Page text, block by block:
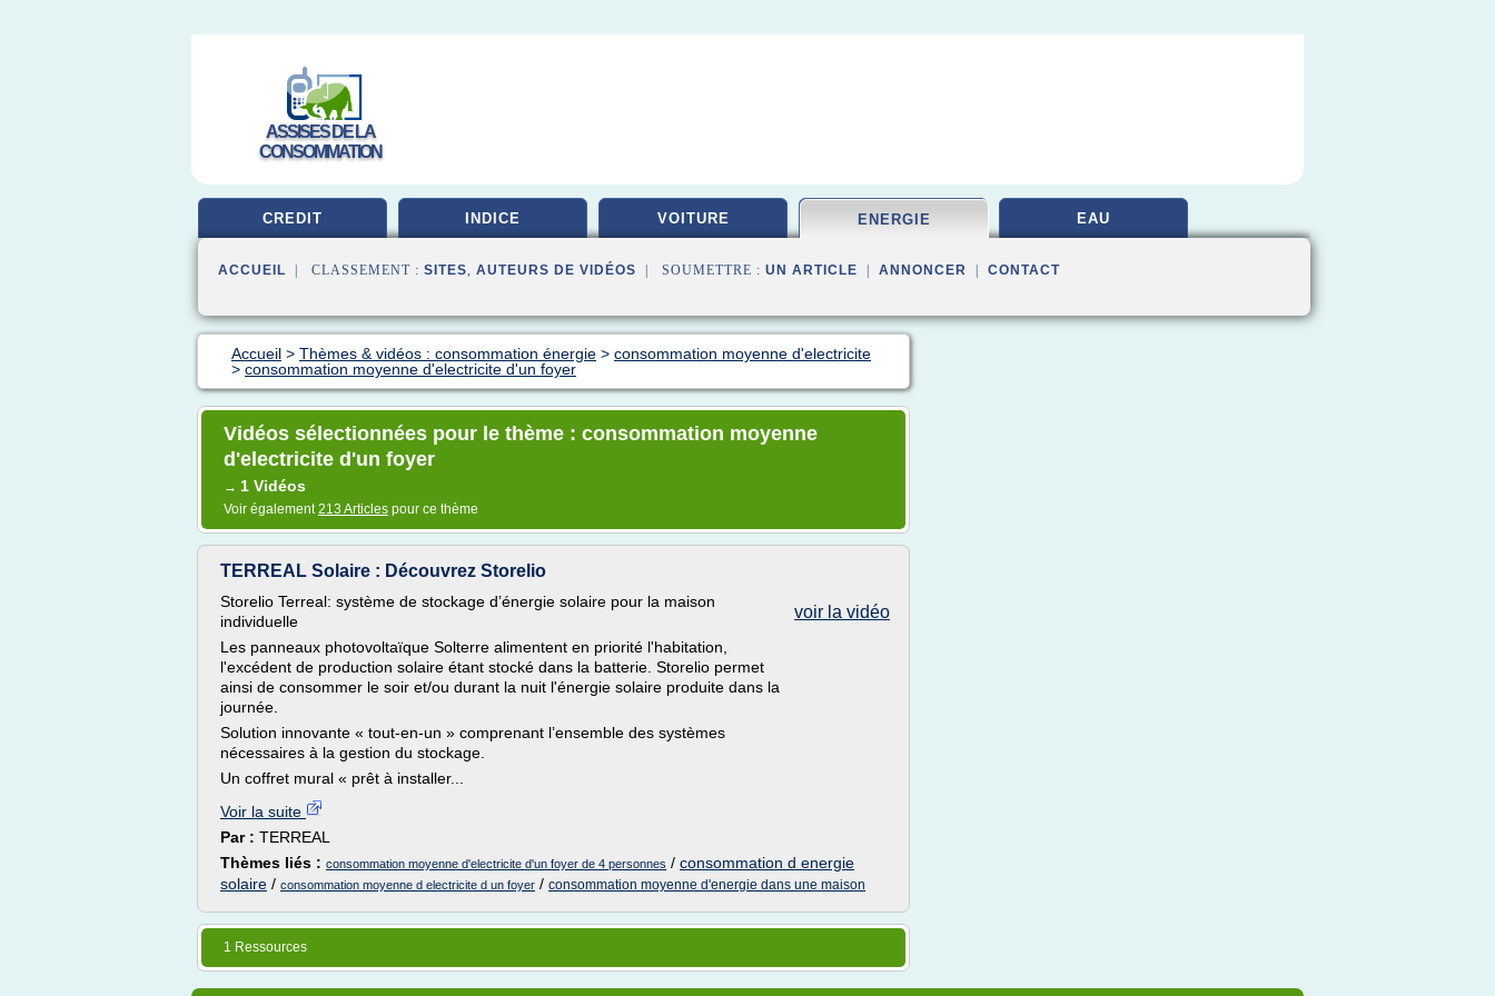
ASSISES DE LA
CONSOMMATION
CREDIT INDICE VOITURE ENERGIE EAU
ACCUEIL | CLASSEMENT : SITES, AUTEURS DE VIDÉOS | SOUMETTRE : UN ARTICLE ANNONCER CONTACT
Accueil > Thèmes & vidéos : consommation énergie > consommation moyenne d'electricite
> consommation moyenne d'electricite d'un foyer
Vidéos sélectionnées pour le thème : consommation moyenne
d'electricite d'un foyer
→ 1 Vidéos
Voir également213 Articles pour ce thème
TERREAL Solaire : Découvrez Storelio
voir la vidéo
Storelio Terreal: système de stockage d’énergie solaire pour la maison
individuelle
Les panneaux photovoltaïque Solterre alimentent en priorité l'habitation,
l'excédent de production solaire étant stocké dans la batterie. Storelio permet
ainsi de consommer le soir et/ou durant la nuit l'énergie solaire produite dans la
journée.
Solution innovante « tout-en-un » comprenant l’ensemble des systèmes
nécessaires à la gestion du stockage.
Un coffret mural « prêt à installer...
Voir la suite
Par : TERREAL
Thèmes liés : consommation moyenne d'electricite d'un foyer de 4 personnes / consommation d energie
solaire / consommation moyenne d electricite d un foyer / consommation moyenne d'energie dans une maison
1 Ressources